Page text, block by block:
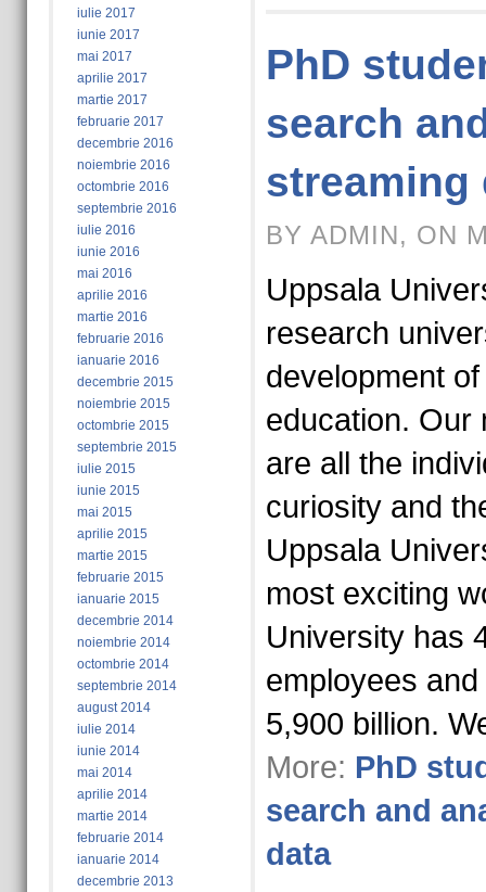
iulie 2017
iunie 2017
mai 2017
aprilie 2017
martie 2017
februarie 2017
decembrie 2016
noiembrie 2016
octombrie 2016
septembrie 2016
iulie 2016
iunie 2016
mai 2016
aprilie 2016
martie 2016
februarie 2016
ianuarie 2016
decembrie 2015
noiembrie 2015
octombrie 2015
septembrie 2015
iulie 2015
iunie 2015
mai 2015
aprilie 2015
martie 2015
februarie 2015
ianuarie 2015
decembrie 2014
noiembrie 2014
octombrie 2014
septembrie 2014
august 2014
iulie 2014
iunie 2014
mai 2014
aprilie 2014
martie 2014
februarie 2014
ianuarie 2014
decembrie 2013
PhD
search
streaming
BY ADMIN, ON
Uppsala
research
development
education. Our
are all the
curiosity and
Uppsala
most exciting
University has
employees
5,900 billion.
More: PhD
search and
data